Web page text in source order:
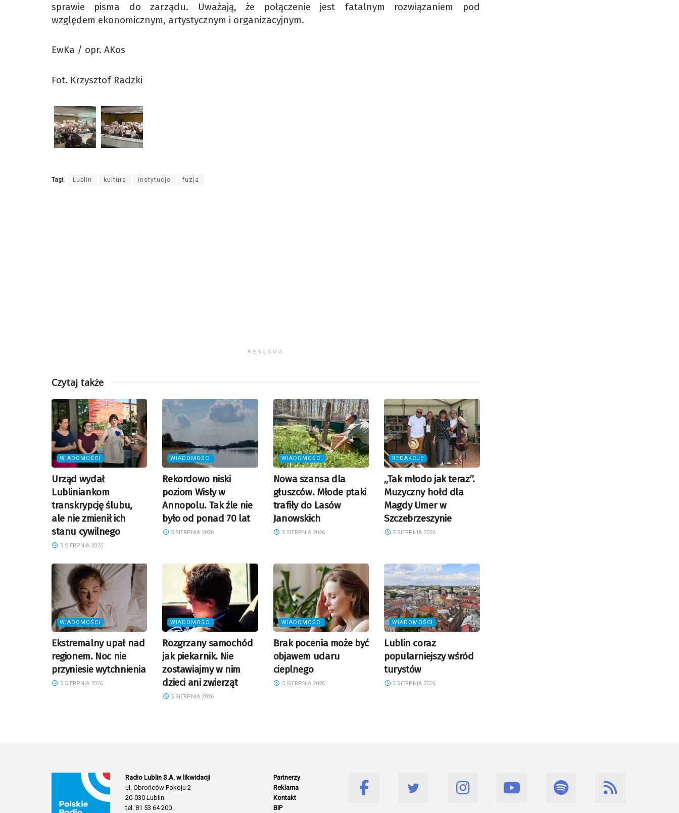
sprawie pisma do zarządu. Uważają, że połączenie jest fatalnym rozwiązaniem pod
względem ekonomicznym, artystycznym i organizacyjnym.
EwKa / opr. AKos
Fot. Krzysztof Radzki
Tagi: Lublin kultura instytucje fuzja
REKLAMA
Czytaj także
WIADOMOŚCI
Urząd wydał
Lubliniankom
transkrypcję ślubu,
ale nie zmienił ich
stanu cywilnego
5 SIERPNIA 2026
WIADOMOŚCI
Rekordowo niski
poziom Wisły w
Annopolu. Tak źle nie
było od ponad 70 lat
5 SIERPNIA 2026
WIADOMOŚCI
Nowa szansa dla
głuszców. Młode ptaki
trafiły do Lasów
Janowskich
5 SIERPNIA 2026
REDAKCJE
„Tak młodo jak teraz”.
Muzyczny hołd dla
Magdy Umer w
Szczebrzeszynie
5 SIERPNIA 2026
WIADOMOŚCI
Ekstremalny upał nad
regionem. Noc nie
przyniesie wytchnienia
5 SIERPNIA 2026
WIADOMOŚCI
Rozgrzany samochód
jak piekarnik. Nie
zostawiajmy w nim
dzieci ani zwierząt
5 SIERPNIA 2026
WIADOMOŚCI
Brak pocenia może być
objawem udaru
cieplnego
5 SIERPNIA 2026
WIADOMOŚCI
Lublin coraz
popularniejszy wśród
turystów
5 SIERPNIA 2026
Radio Lublin S.A. w likwidacji
ul. Obrońców Pokoju 2
20-030 Lublin
tel. 81 53 64 200
Partnerzy
Reklama
Kontakt
BIP